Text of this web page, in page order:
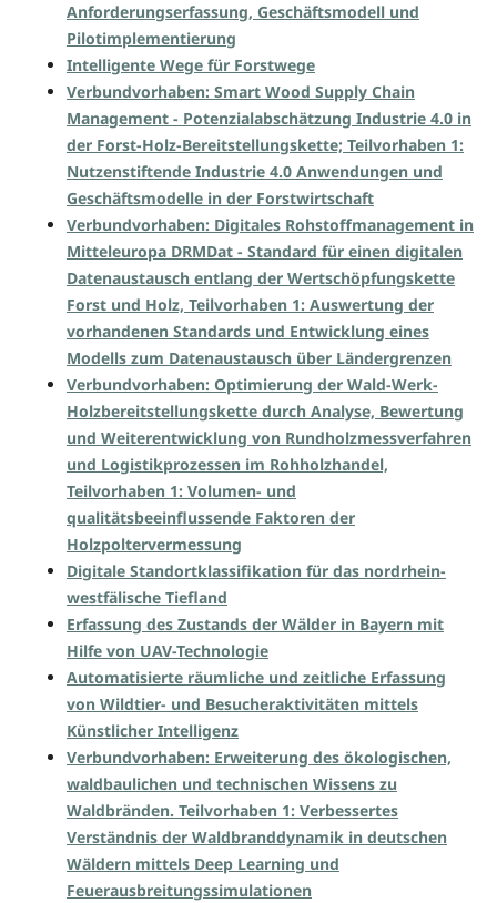
Anforderungserfassung, Geschäftsmodell und
Pilotimplementierung
Intelligente Wege für Forstwege
Verbundvorhaben: Smart Wood Supply Chain
Management - Potenzialabschätzung Industrie 4.0 in
der Forst-Holz-Bereitstellungskette; Teilvorhaben 1:
Nutzenstiftende Industrie 4.0 Anwendungen und
Geschäftsmodelle in der Forstwirtschaft
Verbundvorhaben: Digitales Rohstoffmanagement in
Mitteleuropa DRMDat - Standard für einen digitalen
Datenaustausch entlang der Wertschöpfungskette
Forst und Holz, Teilvorhaben 1: Auswertung der
vorhandenen Standards und Entwicklung eines
Modells zum Datenaustausch über Ländergrenzen
Verbundvorhaben: Optimierung der Wald-Werk-
Holzbereitstellungskette durch Analyse, Bewertung
und Weiterentwicklung von Rundholzmessverfahren
und Logistikprozessen im Rohholzhandel,
Teilvorhaben 1: Volumen- und
qualitätsbeeinflussende Faktoren der
Holzpoltervermessung
Digitale Standortklassifikation für das nordrhein-
westfälische Tiefland
Erfassung des Zustands der Wälder in Bayern mit
Hilfe von UAV-Technologie
Automatisierte räumliche und zeitliche Erfassung
von Wildtier- und Besucheraktivitäten mittels
Künstlicher Intelligenz
Verbundvorhaben: Erweiterung des ökologischen,
waldbaulichen und technischen Wissens zu
Waldbränden. Teilvorhaben 1: Verbessertes
Verständnis der Waldbranddynamik in deutschen
Wäldern mittels Deep Learning und
Feuerausbreitungssimulationen